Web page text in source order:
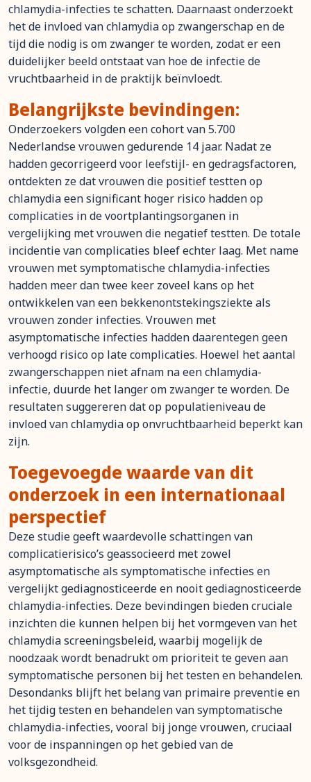
chlamydia-infecties te schatten. Daarnaast onderzoekt
het de invloed van chlamydia op zwangerschap en de
tijd die nodig is om zwanger te worden, zodat er een
duidelijker beeld ontstaat van hoe de infectie de
vruchtbaarheid in de praktijk beïnvloedt.
Belangrijkste bevindingen:
Onderzoekers volgden een cohort van 5.700
Nederlandse vrouwen gedurende 14 jaar. Nadat ze
hadden gecorrigeerd voor leefstijl- en gedragsfactoren,
ontdekten ze dat vrouwen die positief testten op
chlamydia een significant hoger risico hadden op
complicaties in de voortplantingsorganen in
vergelijking met vrouwen die negatief testten. De totale
incidentie van complicaties bleef echter laag. Met name
vrouwen met symptomatische chlamydia-infecties
hadden meer dan twee keer zoveel kans op het
ontwikkelen van een bekkenontstekingsziekte als
vrouwen zonder infecties. Vrouwen met
asymptomatische infecties hadden daarentegen geen
verhoogd risico op late complicaties. Hoewel het aantal
zwangerschappen niet afnam na een chlamydia-
infectie, duurde het langer om zwanger te worden. De
resultaten suggereren dat op populatieniveau de
invloed van chlamydia op onvruchtbaarheid beperkt kan
zijn.
Toegevoegde waarde van dit
onderzoek in een internationaal
perspectief
Deze studie geeft waardevolle schattingen van
complicatierisico’s geassocieerd met zowel
asymptomatische als symptomatische infecties en
vergelijkt gediagnosticeerde en nooit gediagnosticeerde
chlamydia-infecties. Deze bevindingen bieden cruciale
inzichten die kunnen helpen bij het vormgeven van het
chlamydia screeningsbeleid, waarbij mogelijk de
noodzaak wordt benadrukt om prioriteit te geven aan
symptomatische personen bij het testen en behandelen.
Desondanks blijft het belang van primaire preventie en
het tijdig testen en behandelen van symptomatische
chlamydia-infecties, vooral bij jonge vrouwen, cruciaal
voor de inspanningen op het gebied van de
volksgezondheid.